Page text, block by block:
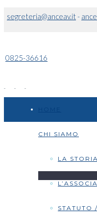
segreteria@anceav.it-
0825-36616
CHI SIAMO
LA STORIA
STATUTO